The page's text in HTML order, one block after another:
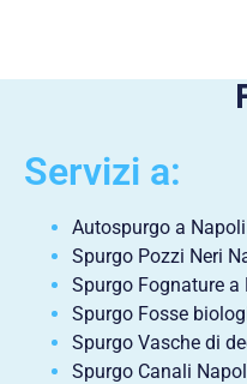
Servizi a:
Autospurgo a Napoli
Spurgo Pozzi Neri
Spurgo Fognature a
Spurgo Fosse
Spurgo Vasche di
Spurgo Canali